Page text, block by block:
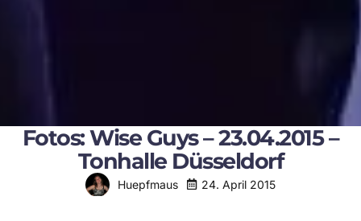
Fotos: Wise Guys – 23.04.2015 –
Tonhalle Düsseldorf
Huepfmaus 24. April 2015